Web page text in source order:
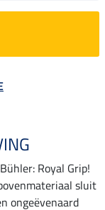
Royal Grip!
sluit
ongeëvenaard